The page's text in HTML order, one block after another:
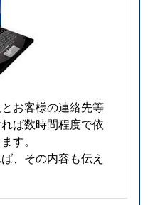
お客様の連絡先等
ば数時間程度で依
す。
、その内容も伝え